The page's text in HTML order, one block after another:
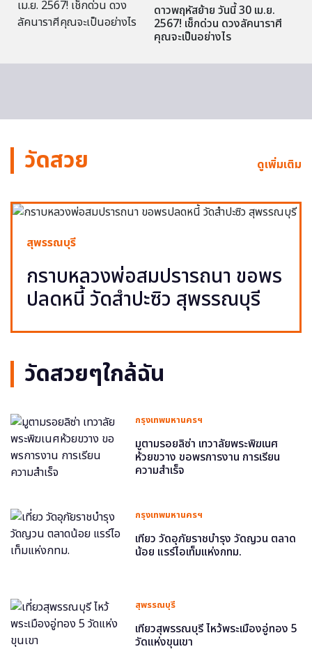
ดาวพฤหัสย้าย วันนี้ 30 เม.ย.
2567! เช็กด่วน ดวงลัคนาราศี
คุณจะเป็นอย่างไร
วัดสวย ดูเพิ่มเติม
สุพรรณบุรี
กราบหลวงพ่อสมปรารถนา ขอพร
ปลดหนี้ วัดสำปะซิว สุพรรณบุรี
วัดสวยๆใกล้ฉัน
กรุงเทพมหานครฯ
มูตามรอยลิซ่า เทวาลัยพระพิฆเนศ
ห้วยขวาง ขอพรการงาน การเรียน
ความสำเร็จ
กรุงเทพมหานครฯ
เที่ยว วัดอุภัยราชบำรุง วัดญวน ตลาด
น้อย แรร์ไอเท็มแห่งกทม.
สุพรรณบุรี
เที่ยวสุพรรณบุรี ไหว้พระเมืองอู่ทอง 5
วัดแห่งขุนเขา